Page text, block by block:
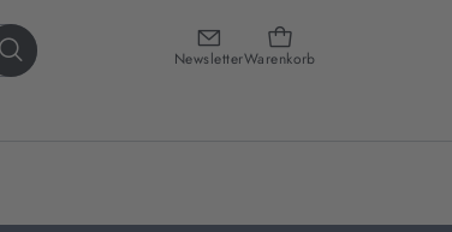
NewsletterWarenkorb